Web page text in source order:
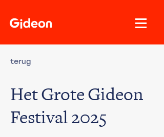
terug
Het Grote Gideon
Festival 2025